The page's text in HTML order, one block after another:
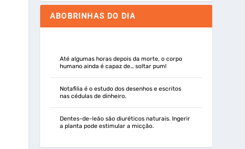
ABOBRINHAS DO DIA
Até algumas horas depois da morte, o corpo
humano ainda é capaz de… soltar pum!
Notafilia é o estudo dos desenhos e escritos
nas cédulas de dinheiro.
Dentes-de-leão são diuréticos naturais. Ingerir
a planta pode estimular a micção.